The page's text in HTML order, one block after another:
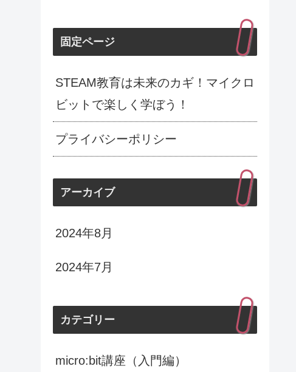
固定ページ
STEAM教育は未来のカギ！マイクロ
ビットで楽しく学ぼう！
プライバシーポリシー
アーカイブ
2024年8月
2024年7月
カテゴリー
micro:bit講座（入門編）